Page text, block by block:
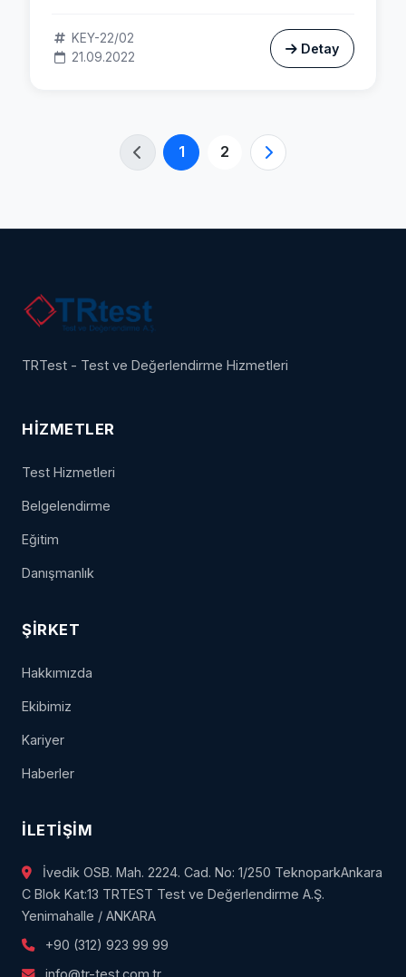
KEY-22/02
21.09.2022
Detay
1 2
TRTest - Test ve Değerlendirme Hizmetleri
HIZMETLER
Test Hizmetleri
Belgelendirme
Eğitim
Danışmanlık
ŞIRKET
Hakkımızda
Ekibimiz
Kariyer
Haberler
İLETIŞIM
İvedik OSB. Mah. 2224. Cad. No: 1/250 TeknoparkAnkara
C Blok Kat:13 TRTEST Test ve Değerlendirme A.Ş.
Yenimahalle / ANKARA
+90 (312) 923 99 99
info@tr-test.com.tr